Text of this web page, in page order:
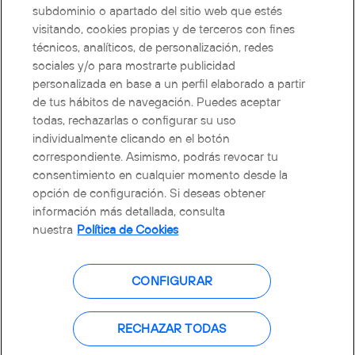
directamente al interesado en el supuesto de que la misma
afecte a sus derechos o libertades o cuando, por ejemplo,
la inclusión de una nueva actividad tratamiento requiriera un
consentimiento del interesado o modifique el alcance del
interés legítimo que habilita el tratamiento.
Política de Privacidad actualizada a febrero, 2022.
subdominio o apartado del sitio web que estés
visitando, cookies propias y de terceros con fines
técnicos, analíticos, de personalización, redes
sociales y/o para mostrarte publicidad
personalizada en base a un perfil elaborado a partir
de tus hábitos de navegación. Puedes aceptar
todas, rechazarlas o configurar su uso
individualmente clicando en el botón
correspondiente. Asimismo, podrás revocar tu
consentimiento en cualquier momento desde la
opción de configuración. Si deseas obtener
información más detallada, consulta
nuestra Política de Cookies
CONFIGURAR
RECHAZAR TODAS